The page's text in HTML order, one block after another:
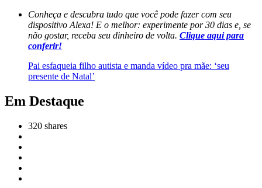
Conheça e descubra tudo que você pode fazer com seu
dispositivo Alexa! E o melhor: experimente por 30 dias e, se
não gostar, receba seu dinheiro de volta. Clique aqui para
conferir!
Pai esfaqueia filho autista e manda vídeo pra mãe: ‘seu
presente de Natal’
Em Destaque
320 shares